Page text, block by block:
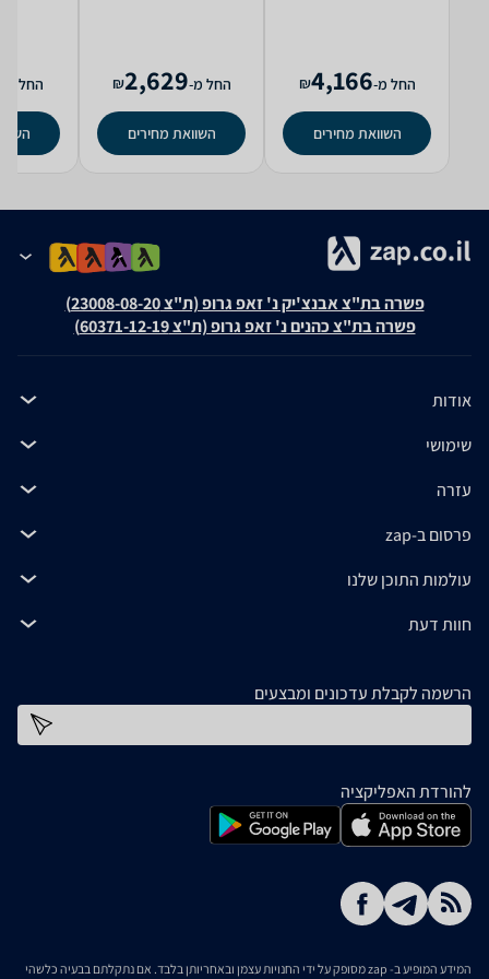
החל מ-4,166
₪
השוואת מחירים
החל מ-2,629
₪
השוואת מחירים
החל מ-
פשרה בת"צ אבנצ'יק נ' זאפ גרופ (ת"צ 23008-08-20)
פשרה בת"צ כהנים נ' זאפ גרופ (ת"צ 60371-12-19)
אודות
שימושי
עזרה
פרסום ב-zap
עולמות התוכן שלנו
חוות דעת
הרשמה לקבלת עדכונים ומבצעים
להורדת האפליקציה
המידע המופיע ב- zap מסופק על ידי החנויות עצמן ובאחריותן בלבד. אם נתקלתם בבעיה כלשהי